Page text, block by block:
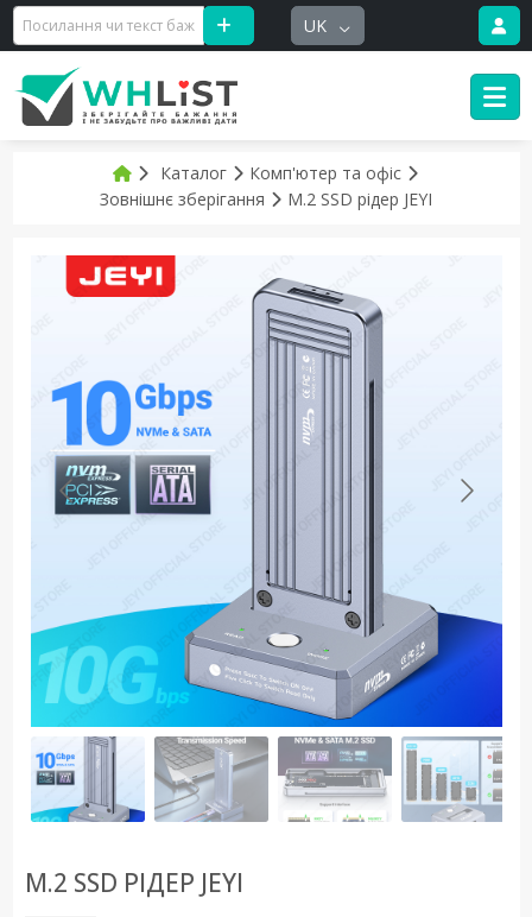
UK
Каталог
Комп'ютер та офіс
Зовнішнє зберігання
M.2 SSD рідер JEYI
M.2 SSD РІДЕР JEYI